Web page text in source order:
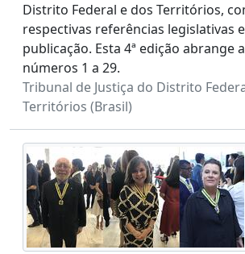
Distrito Federal e dos Territórios,
respectivas referências legislativas
publicação. Esta 4ª edição abrange
números 1 a 29.
Tribunal de Justiça do Distrito
Territórios (Brasil)